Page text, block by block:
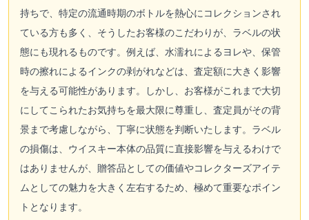
持ちで、特定の流通時期のボトルを熱心にコレクションされ
ている方も多く、そうしたお客様のこだわりが、ラベルの状
態にも現れるものです。例えば、水濡れによるヨレや、保管
時の擦れによるインクの剥がれなどは、査定額に大きく影響
を与える可能性があります。しかし、お客様がこれまで大切
にしてこられたお気持ちを最大限に尊重し、査定員がその背
景まで考慮しながら、丁寧に状態を判断いたします。ラベル
の損傷は、ウイスキー本体の品質に直接影響を与えるわけで
はありませんが、贈答品としての価値やコレクターズアイテ
ムとしての魅力を大きく左右するため、極めて重要なポイン
トとなります。